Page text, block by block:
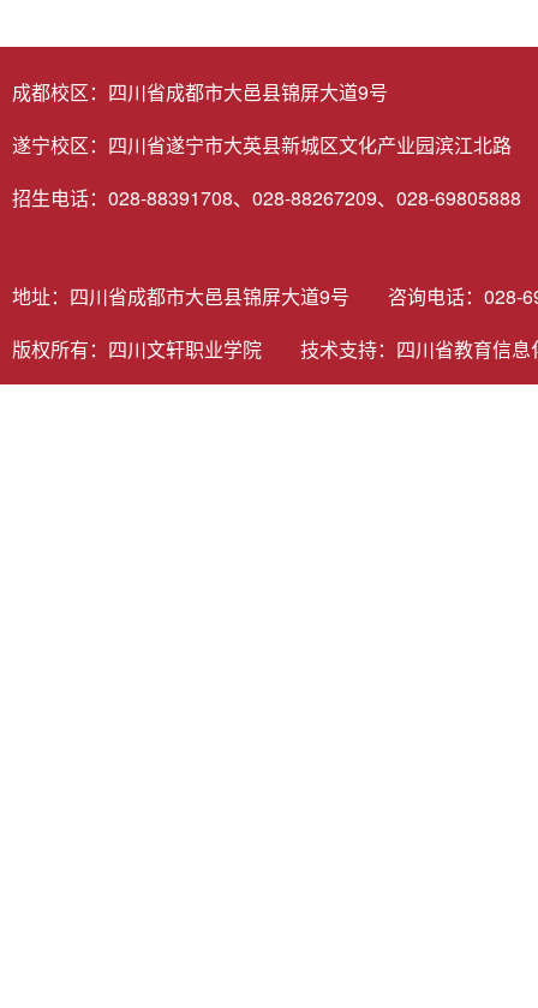
成都校区：四川省成都市大邑县锦屏大道9号
遂宁校区：四川省遂宁市大英县新城区文化产业园滨江北路
招生电话：028-88391708、028-88267209、028-69805888
地址：四川省成都市大邑县锦屏大道9号 咨询电话：
版权所有：四川文轩职业学院 技术支持： 四川省教育信